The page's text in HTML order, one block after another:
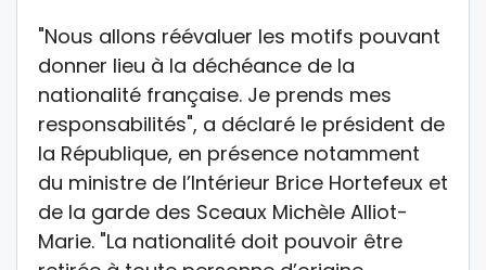
"Nous allons réévaluer les motifs pouvant
donner lieu à la déchéance de la
nationalité française. Je prends mes
responsabilités", a déclaré le président de
la République, en présence notamment
du ministre de l’Intérieur Brice Hortefeux et
de la garde des Sceaux Michèle Alliot-
Marie. "La nationalité doit pouvoir être